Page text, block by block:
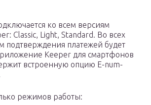
ко всем версиям
Classic, Light, Standard. Во всех
подтверждения платежей будет
Keeper для смартфонов
встроенную опцию E-num-
режимов работы: